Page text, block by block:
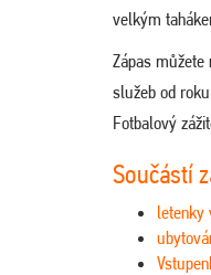
velkým
Zápas
služeb od
Fotbalový
Součástí
letenky